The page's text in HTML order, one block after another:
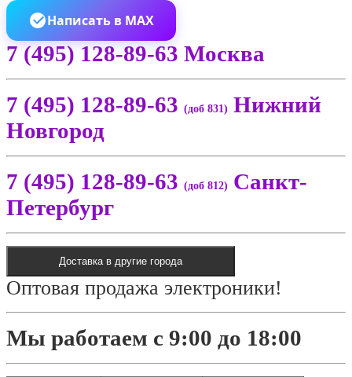
Написать в MAX
7 (495) 128-89-63 Москва
7 (495) 128-89-63 (доб 831) Нижний
Новгород
7 (495) 128-89-63 (доб 812) Санкт-
Петербург
Доставка в другие города
Оптовая продажа электроники!
Мы работаем с 9:00 до 18:00